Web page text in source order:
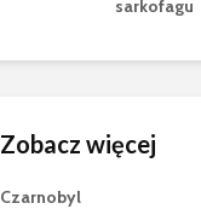
Zobacz więcej
Czarnobyl